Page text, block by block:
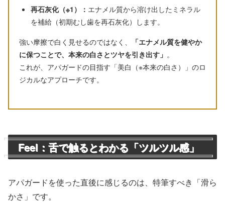
再石灰化（※1）： エナメル質から溶け出したミネラル
を補給（初期むし歯を再石灰化）します。
強い摩擦で白く見せるのではなく、
「エナメル質を健やか
に保つことで、本来の白さとツヤを引き出す」 。
これが、アパガードの目指す「美白（※本来の白さ）」のロ
ジカルなアプローチです。
Feel：舌で触るとわかる「ツルツル感」
アパガードを使った直後に感じるのは、特筆すべき「滑ら
かさ」です。